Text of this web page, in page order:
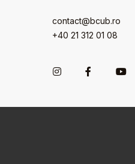
contact@bcub.ro
+40 21 312 01 08